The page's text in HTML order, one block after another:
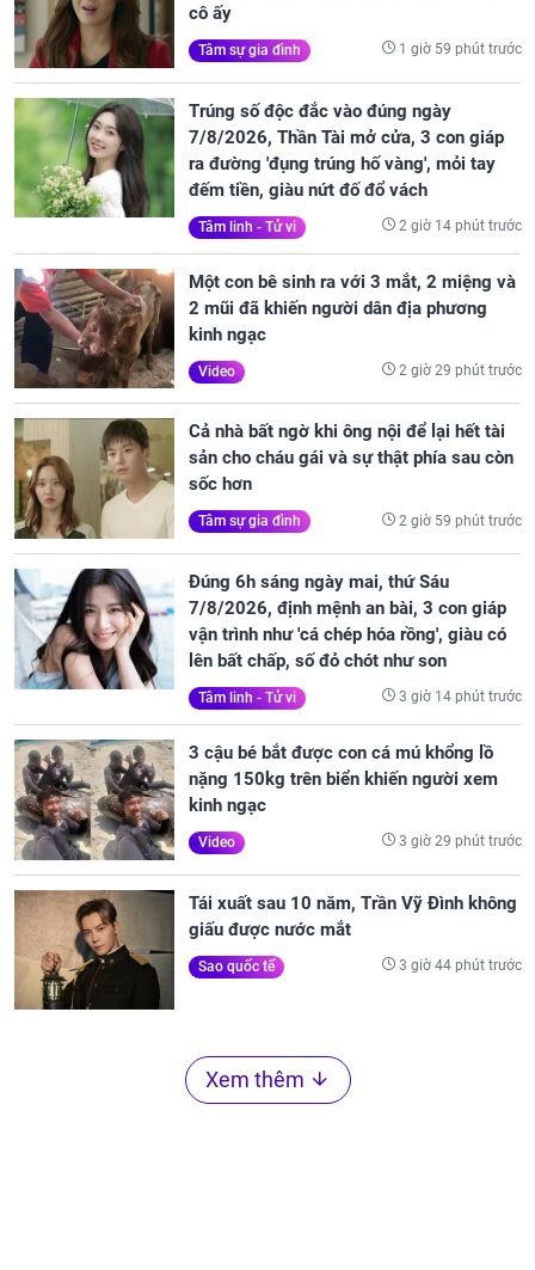
cô ấy
Tâm sự gia đình 1 giờ 59 phút trước
Trúng số độc đắc vào đúng ngày
7/8/2026, Thần Tài mở cửa, 3 con giáp
ra đường 'đụng trúng hố vàng', mỏi tay
đếm tiền, giàu nứt đố đổ vách
Tâm linh - Tử vi 2 giờ 14 phút trước
Một con bê sinh ra với 3 mắt, 2 miệng và
2 mũi đã khiến người dân địa phương
kinh ngạc
Video 2 giờ 29 phút trước
Cả nhà bất ngờ khi ông nội để lại hết tài
sản cho cháu gái và sự thật phía sau còn
sốc hơn
Tâm sự gia đình 2 giờ 59 phút trước
Đúng 6h sáng ngày mai, thứ Sáu
7/8/2026, định mệnh an bài, 3 con giáp
vận trình như 'cá chép hóa rồng', giàu có
lên bất chấp, số đỏ chót như son
Tâm linh - Tử vi 3 giờ 14 phút trước
3 cậu bé bắt được con cá mú khổng lồ
nặng 150kg trên biển khiến người xem
kinh ngạc
Video 3 giờ 29 phút trước
Tái xuất sau 10 năm, Trần Vỹ Đình không
giấu được nước mắt
Sao quốc tế 3 giờ 44 phút trước
Xem thêm